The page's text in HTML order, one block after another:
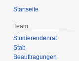
Startseite
Team
Studierendenrat
Stab
Beauftragungen